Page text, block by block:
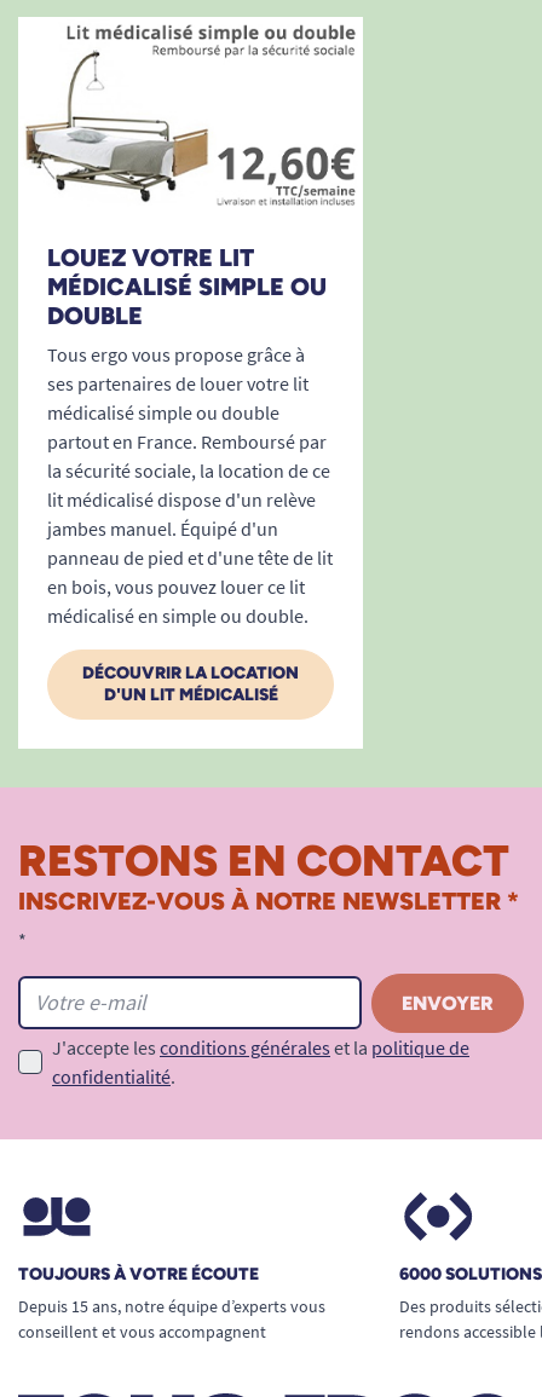
LOUEZ VOTRE LIT
MÉDICALISÉ SIMPLE OU
DOUBLE
Tous ergo vous propose grâce à
ses partenaires de louer votre lit
médicalisé simple ou double
partout en France. Remboursé par
la sécurité sociale, la location de ce
lit médicalisé dispose d'un relève
jambes manuel. Équipé d'un
panneau de pied et d'une tête de lit
en bois, vous pouvez louer ce lit
médicalisé en simple ou double.
DÉCOUVRIR LA LOCATION
D'UN LIT MÉDICALISÉ
RESTONS EN CONTACT
INSCRIVEZ-VOUS À NOTRE NEWSLETTER *
*
J'accepte les conditions générales et la politique de
confidentialité.
TOUJOURS À VOTRE ÉCOUTE
Depuis 15 ans, notre équipe d’experts vous
conseillent et vous accompagnent
6000
Des produits
rendons